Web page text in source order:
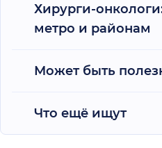
Хирурги-
метро и районам
Может быть
Что ещё ищут